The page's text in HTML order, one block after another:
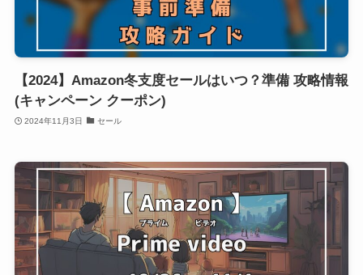
【2024】Amazon冬支度セールはいつ？準備 攻略情報
(キャンペーン クーポン)
2024年11月3日 セール